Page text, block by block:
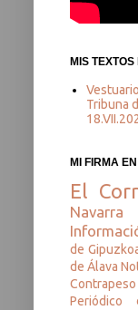
MIS
Tribuna
MI FIRMA
El
Navarra
de
de Álava
Contrapeso
Periódico